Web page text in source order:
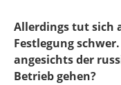
Allerdings tut sich
Festlegung
angesichts der
Betrieb gehen?